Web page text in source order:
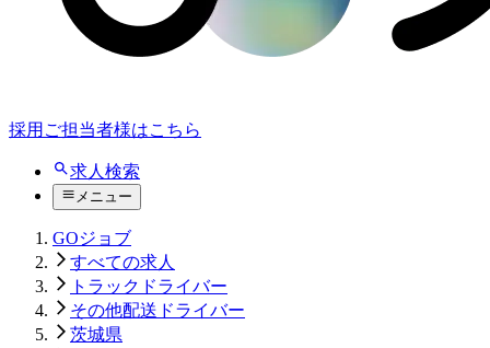
採用ご担当者様はこちら
求人検索
メニュー
GOジョブ
すべての求人
トラックドライバー
その他配送ドライバー
茨城県